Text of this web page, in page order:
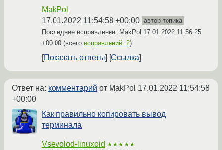
MakPol
17.01.2022 11:54:58 +00:00 автор топика
Последнее исправление: MakPol 17.01.2022 11:56:25
+00:00 (всего исправлений: 2)
Показать ответы Ссылка
Ответ на: комментарий от MakPol 17.01.2022 11:54:58
+00:00
Как правильно копировать вывод
терминала
Vsevolod-linuxoid ★★★★★